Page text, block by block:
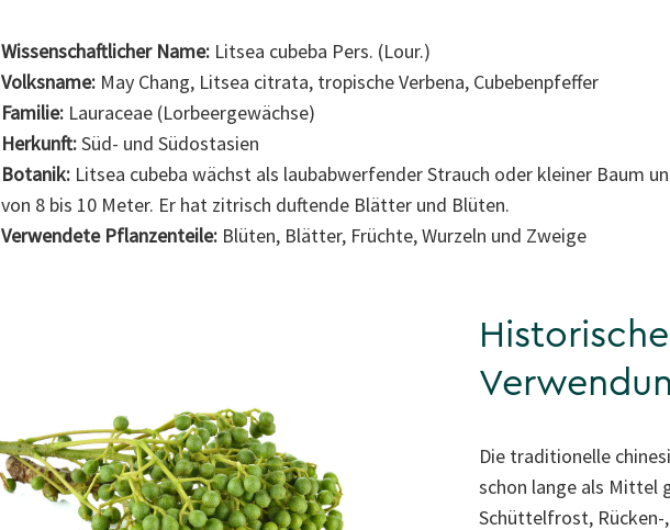
Wissenschaftlicher Name:Litsea cubeba Pers. (Lour.)
Volksname:May Chang, Litsea citrata, tropische Verbena, Cubebenpfeffer
Familie:Lauraceae (Lorbeergewächse)
Herkunft:Süd- und Südostasien
Botanik:Litsea cubeba wächst als laubabwerfender Strauch oder kleiner Baum
von 8 bis 10 Meter. Er hat zitrisch duftende Blätter und Blüten.
Verwendete Pflanzenteile:Blüten, Blätter, Früchte, Wurzeln und Zweige
Die traditionelle
schon lange als Mittel
Schüttelfrost, Rücken-